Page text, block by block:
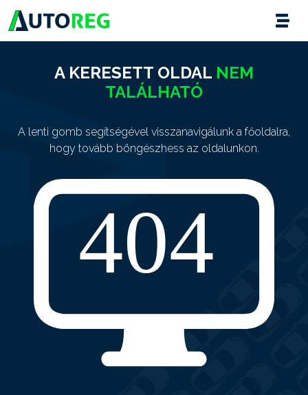
A KERESETT OLDAL NEM
TALÁLHATÓ
A lenti gomb segítségével visszanavigálunk a főoldalra,
hogy tovább böngészhess az oldalunkon.